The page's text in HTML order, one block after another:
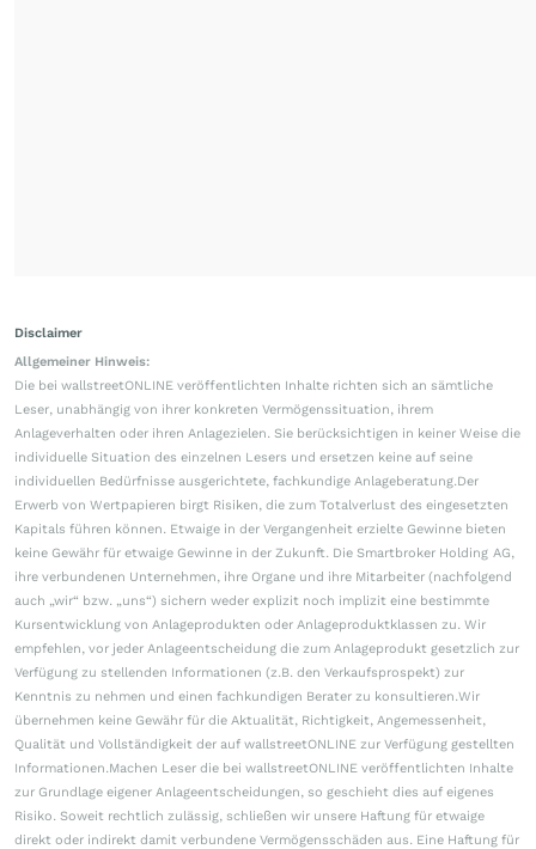
Disclaimer
Allgemeiner Hinweis:
Die bei wallstreetONLINE veröffentlichten Inhalte richten sich an sämtliche
Leser, unabhängig von ihrer konkreten Vermögenssituation, ihrem
Anlageverhalten oder ihren Anlagezielen. Sie berücksichtigen in keiner Weise die
individuelle Situation des einzelnen Lesers und ersetzen keine auf seine
individuellen Bedürfnisse ausgerichtete, fachkundige Anlageberatung.Der
Erwerb von Wertpapieren birgt Risiken, die zum Totalverlust des eingesetzten
Kapitals führen können. Etwaige in der Vergangenheit erzielte Gewinne bieten
keine Gewähr für etwaige Gewinne in der Zukunft. Die Smartbroker Holding AG,
ihre verbundenen Unternehmen, ihre Organe und ihre Mitarbeiter (nachfolgend
auch „wir“ bzw. „uns“) sichern weder explizit noch implizit eine bestimmte
Kursentwicklung von Anlageprodukten oder Anlageproduktklassen zu. Wir
empfehlen, vor jeder Anlageentscheidung die zum Anlageprodukt gesetzlich zur
Verfügung zu stellenden Informationen (z.B. den Verkaufsprospekt) zur
Kenntnis zu nehmen und einen fachkundigen Berater zu konsultieren.Wir
übernehmen keine Gewähr für die Aktualität, Richtigkeit, Angemessenheit,
Qualität und Vollständigkeit der auf wallstreetONLINE zur Verfügung gestellten
Informationen.Machen Leser die bei wallstreetONLINE veröffentlichten Inhalte
zur Grundlage eigener Anlageentscheidungen, so geschieht dies auf eigenes
Risiko. Soweit rechtlich zulässig, schließen wir unsere Haftung für etwaige
direkt oder indirekt damit verbundene Vermögensschäden aus. Eine Haftung für